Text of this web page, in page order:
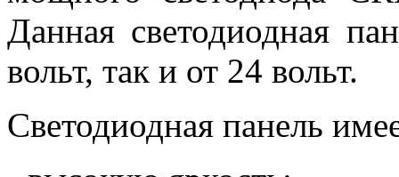
Данная светодиодная
вольт, так и от 24 вольт.
Светодиодная панель